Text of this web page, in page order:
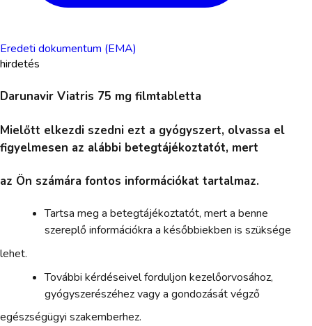
Eredeti dokumentum (EMA)
hirdetés
Darunavir Viatris 75 mg filmtabletta
Mielőtt elkezdi szedni ezt a gyógyszert, olvassa el
figyelmesen az alábbi betegtájékoztatót, mert
az Ön számára fontos információkat tartalmaz.
Tartsa meg a betegtájékoztatót, mert a benne
szereplő információkra a későbbiekben is szüksége
lehet.
További kérdéseivel forduljon kezelőorvosához,
gyógyszerészéhez vagy a gondozását végző
egészségügyi szakemberhez.